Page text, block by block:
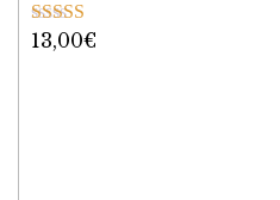
Valutato
13,00€